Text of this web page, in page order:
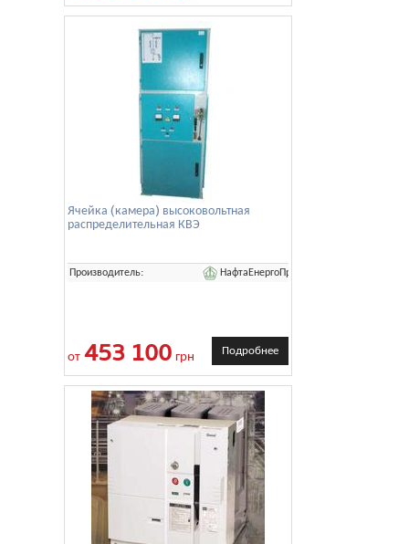
Ячейка (камера) высоковольтная
распределительная КВЭ
Производитель: НафтаЕнергоПром
от 453 100 грн Подробнее